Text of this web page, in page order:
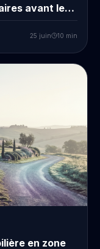
avant les
25 juin 10 min
en zone